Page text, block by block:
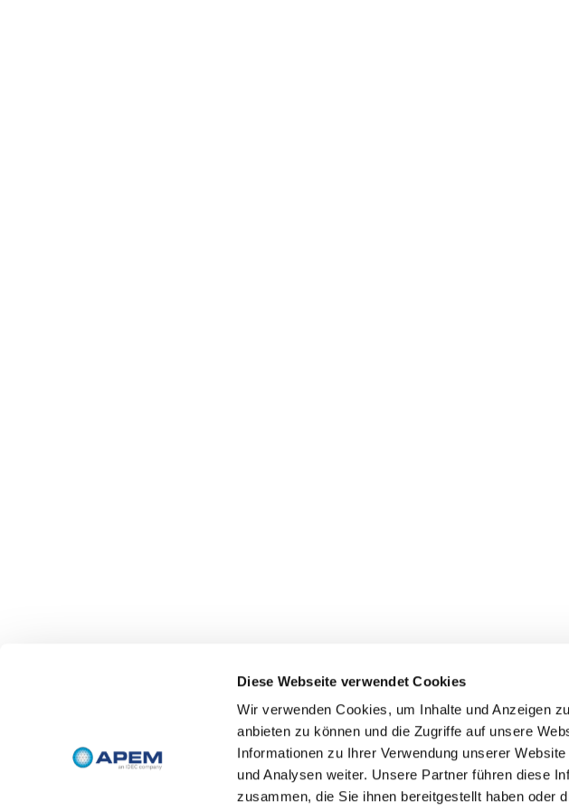
Diese Webseite verwendet Cookies
Wir verwenden Cookies, um Inhalte und Anzeigen
anbieten zu können und die Zugriffe auf unsere
Informationen zu Ihrer Verwendung unserer
und Analysen weiter. Unsere Partner führen diese
zusammen, die Sie ihnen bereitgestellt haben oder